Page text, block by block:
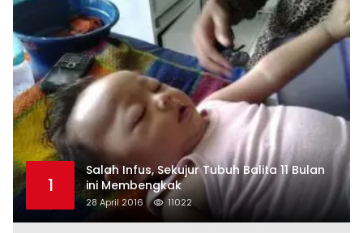
1
Salah Infus, Sekujur Tubuh Balita 11 Bulan
ini Membengkak
28 April 2016 11022